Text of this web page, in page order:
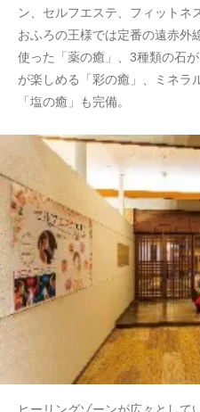
ン、セルフエステ、フィットネ
おふろの王様では定番の遠赤外
使った「薬の癒」、3種類の石
が楽しめる「彩の癒」、ミネラ
「塩の癒」も完備。
ヒーリングゾーンが広々として